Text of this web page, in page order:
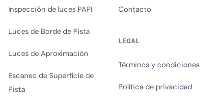
Inspección de luces PAPI
Luces de Borde de Pista
Luces de Aproximación
Escaneo de Superficie de
Pista
Contacto
LEGAL
Términos y condiciones
Política de privacidad